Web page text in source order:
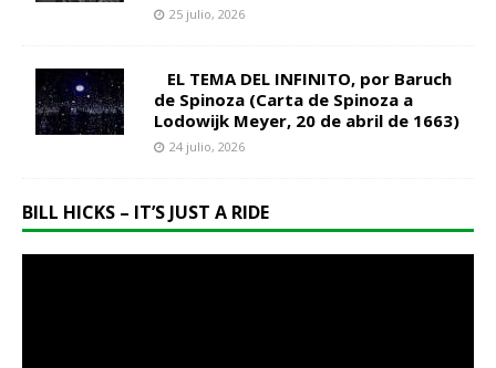
25 julio, 2026
EL TEMA DEL INFINITO, por Baruch
de Spinoza (Carta de Spinoza a
Lodowijk Meyer, 20 de abril de 1663)
24 julio, 2026
BILL HICKS – IT’S JUST A RIDE